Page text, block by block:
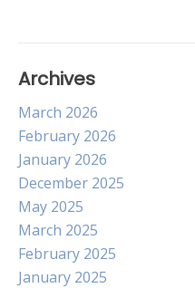
Archives
March 2026
February 2026
January 2026
December 2025
May 2025
March 2025
February 2025
January 2025